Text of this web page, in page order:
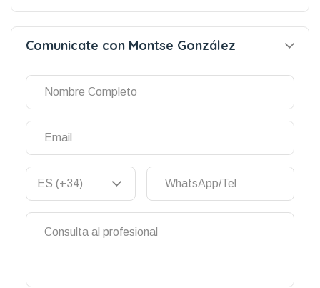
Comunicate con Montse González